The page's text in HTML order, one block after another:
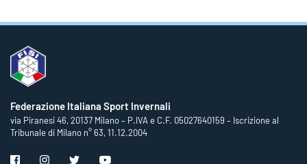
Federazione Italiana Sport Invernali
via Piranesi 46, 20137 Milano – P.IVA e C.F. 05027640159 – Iscrizione al
Tribunale di Milano n° 63, 11.12.2004